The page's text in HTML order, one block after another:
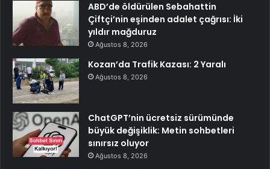
ABD’de öldürülen Sebahattin
Çiftçi’nin eşinden adalet çağrısı: İki
yıldır mağduruz
Ağustos 8, 2026
Kozan’da Trafik Kazası: 2 Yaralı
Ağustos 8, 2026
ChatGPT’nin ücretsiz sürümünde
büyük değişiklik: Metin sohbetleri
sınırsız oluyor
Ağustos 8, 2026